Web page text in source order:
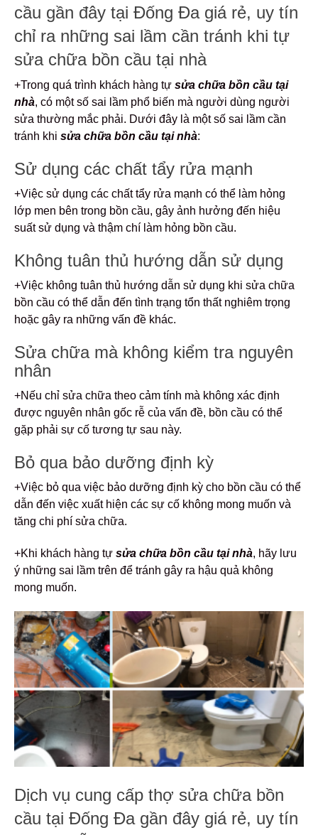
cầu gần đây tại Đống Đa giá rẻ, uy tín
chỉ ra những sai lầm cần tránh khi tự
sửa chữa bồn cầu tại nhà
+Trong quá trình khách hàng tự sửa chữa bồn cầu tại
nhà, có một số sai lầm phổ biến mà người dùng người
sửa thường mắc phải. Dưới đây là một số sai lầm cần
tránh khi sửa chữa bồn cầu tại nhà:
Sử dụng các chất tẩy rửa mạnh
+Việc sử dụng các chất tẩy rửa mạnh có thể làm hỏng
lớp men bên trong bồn cầu, gây ảnh hưởng đến hiệu
suất sử dụng và thậm chí làm hỏng bồn cầu.
Không tuân thủ hướng dẫn sử dụng
+Việc không tuân thủ hướng dẫn sử dụng khi sửa chữa
bồn cầu có thể dẫn đến tình trạng tổn thất nghiêm trọng
hoặc gây ra những vấn đề khác.
Sửa chữa mà không kiểm tra nguyên
nhân
+Nếu chỉ sửa chữa theo cảm tính mà không xác định
được nguyên nhân gốc rễ của vấn đề, bồn cầu có thể
gặp phải sự cố tương tự sau này.
Bỏ qua bảo dưỡng định kỳ
+Việc bỏ qua việc bảo dưỡng định kỳ cho bồn cầu có thể
dẫn đến việc xuất hiện các sự cố không mong muốn và
tăng chi phí sửa chữa.
+Khi khách hàng tự sửa chữa bồn cầu tại nhà, hãy lưu
ý những sai lầm trên để tránh gây ra hậu quả không
mong muốn.
Dịch vụ cung cấp thợ sửa chữa bồn
cầu tại Đống Đa gần đây giá rẻ, uy tín